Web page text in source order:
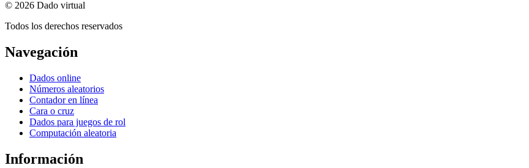
© 2026 Dado virtual
Todos los derechos reservados
Navegación
Dados online
Números aleatorios
Contador en línea
Cara o cruz
Dados para juegos de rol
Computación aleatoria
Información